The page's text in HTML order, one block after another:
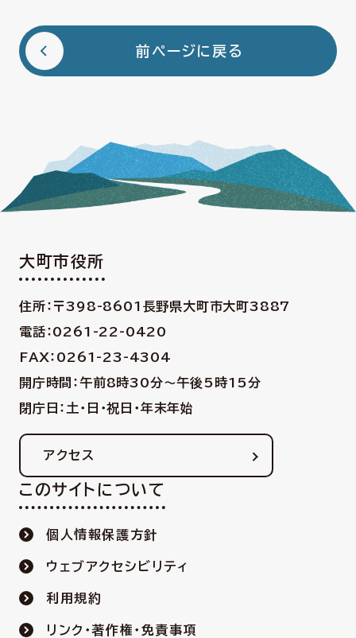
前ページに戻る
大町市役所
住所：〒398-8601 長野県大町市大町3887
電話：0261-22-0420
FAX：0261-23-4304
開庁時間：午前8時30分〜午後5時15分
閉庁日：土・日・祝日・年末年始
アクセス
このサイトについて
個人情報保護方針
ウェブアクセシビリティ
利用規約
リンク・著作権・免責事項